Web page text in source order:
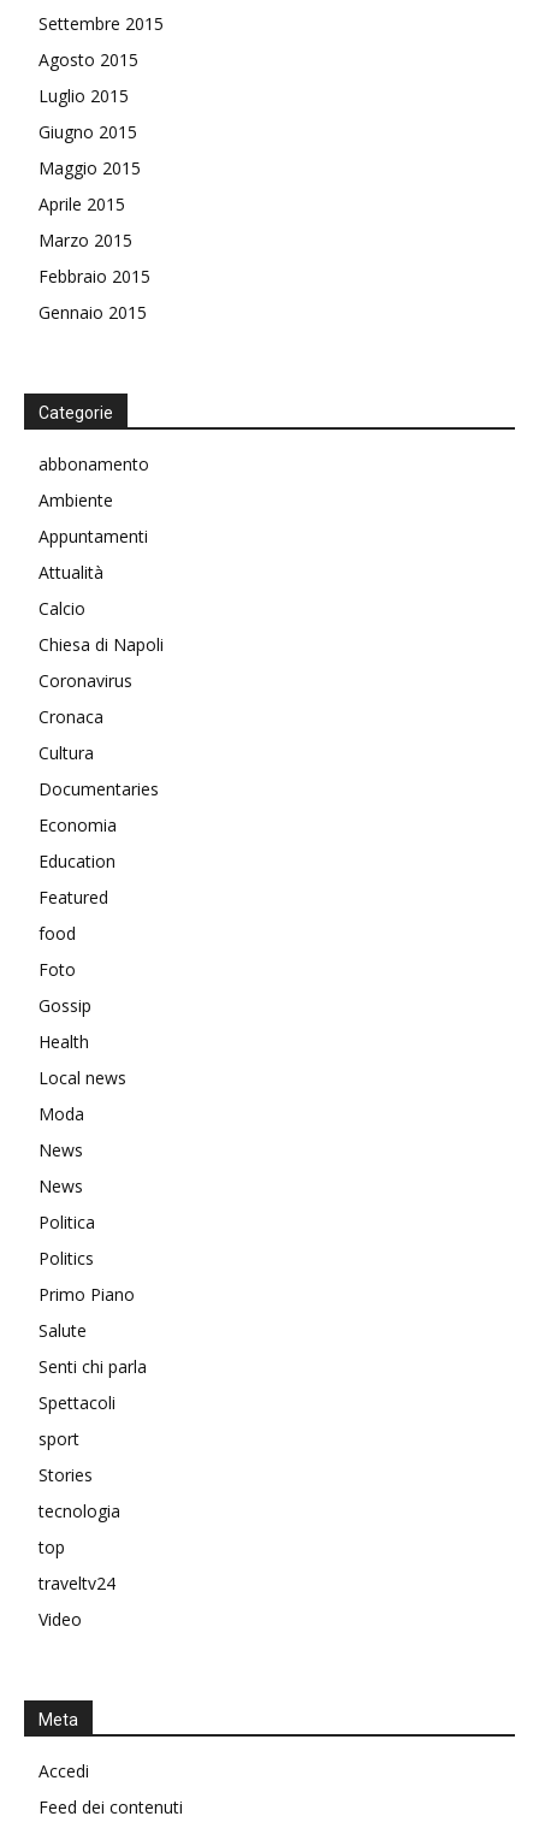
Settembre 2015
Agosto 2015
Luglio 2015
Giugno 2015
Maggio 2015
Aprile 2015
Marzo 2015
Febbraio 2015
Gennaio 2015
Categorie
abbonamento
Ambiente
Appuntamenti
Attualità
Calcio
Chiesa di Napoli
Coronavirus
Cronaca
Cultura
Documentaries
Economia
Education
Featured
food
Foto
Gossip
Health
Local news
Moda
News
News
Politica
Politics
Primo Piano
Salute
Senti chi parla
Spettacoli
sport
Stories
tecnologia
top
traveltv24
Video
Meta
Accedi
Feed dei contenuti